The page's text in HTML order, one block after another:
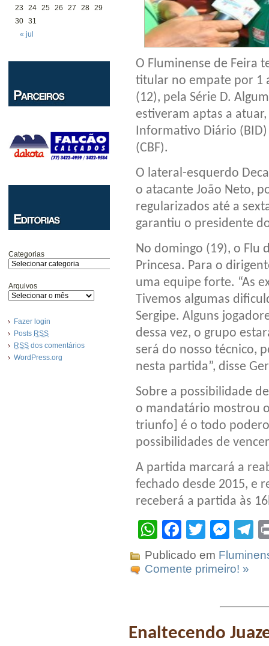
« jul
23
24 25 26 27 28 29
30 31
Categorias
Arquivos
Fazer login
Posts RSS
RSS dos comentários
WordPress.org
O Fluminense de Feira
titular no empate por 1
(12), pela Série D.
estiveram aptas a
Informativo Diário
(CBF).
O lateral-esquerdo
o atacante João Neto,
regularizados até a
garantiu o presidente
No domingo (19), o Flu
Princesa. Para o
uma equipe forte. “As
Tivemos algumas
Sergipe. Alguns
dessa vez, o grupo
será do nosso técnico,
nesta partida”, disse
Sobre a possibilidade
o mandatário mostrou
triunfo] é o todo
possibilidades de
A partida marcará a
fechado desde 2015, e
receberá a partida às
WhatsApp
Facebook
Twitter
Publicado em
Comente primeiro! »
Enaltecendo